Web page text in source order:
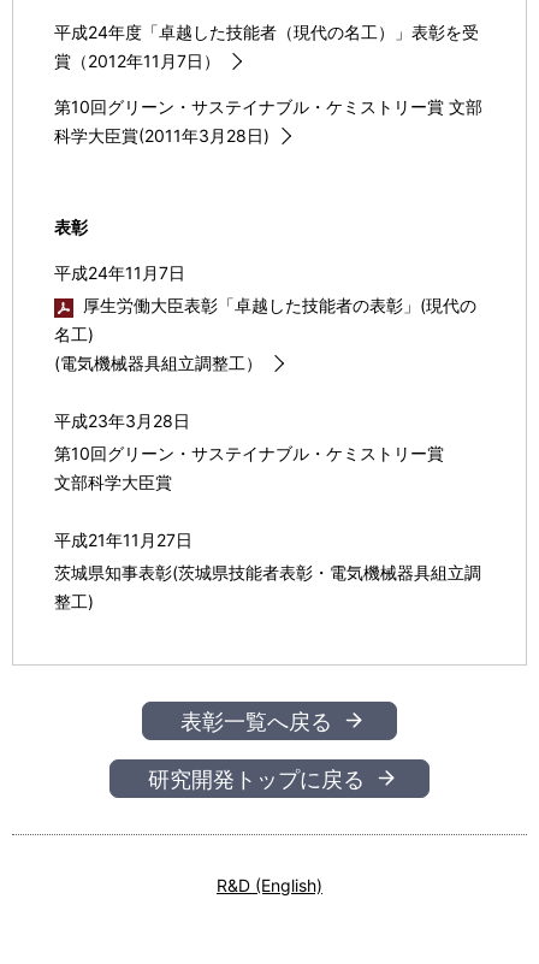
平成24年度「卓越した技能者（現代の名工）」表彰を受
賞（2012年11月7日）
第10回グリーン・サステイナブル・ケミストリー賞 文部
科学大臣賞(2011年3月28日)
表彰
平成24年11月7日
厚生労働大臣表彰「卓越した技能者の表彰」(現代の
名工)
(電気機械器具組立調整工）
平成23年3月28日
第10回グリーン・サステイナブル・ケミストリー賞
文部科学大臣賞
平成21年11月27日
茨城県知事表彰(茨城県技能者表彰・電気機械器具組立調
整工)
表彰一覧へ戻る
研究開発トップに戻る
R&D (English)